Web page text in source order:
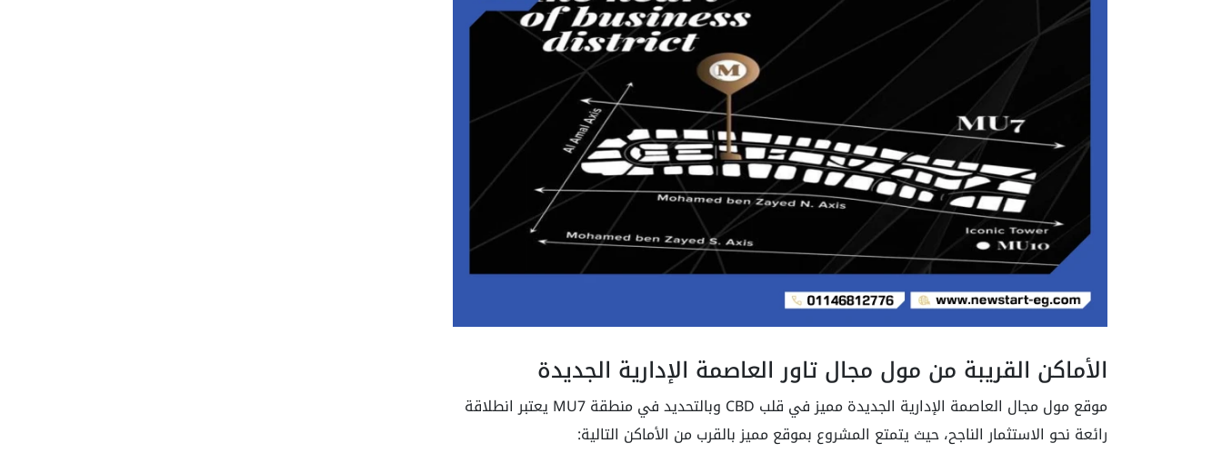
الأماكن القريبة من مول مجال تاور العاصمة الإدارية الجديدة
موقع مول مجال العاصمة الإدارية الجديدة مميز
في قلب CBD وبالتحديد في منطقة MU7 يعتبر انطلاقة
رائعة نحو الاستثمار الناجح، حيث يتمتع المشروع بموقع مميز بالقرب من الأماكن التالية: